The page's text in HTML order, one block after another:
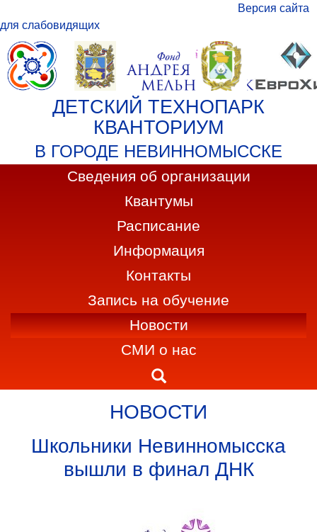
Версия сайта
для слабовидящих
ДЕТСКИЙ ТЕХНОПАРК
КВАНТОРИУМ
В ГОРОДЕ НЕВИННОМЫССКЕ
Сведения об организации
Квантумы
Расписание
Информация
Контакты
Запись на обучение
Новости
СМИ о нас
НОВОСТИ
Школьники Невинномысска
вышли в финал ДНК